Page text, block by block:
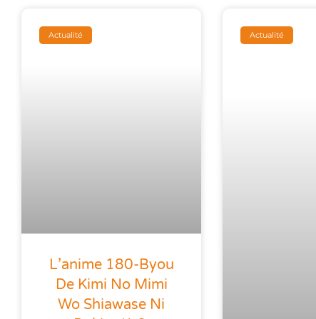
Actualité
L’anime 180-Byou
De Kimi No Mimi
Wo Shiawase Ni
Actualité